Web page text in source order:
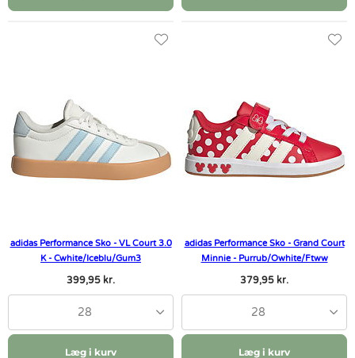
adidas Performance Sko - VL Court 3.0
K - Cwhite/Iceblu/Gum3
399,95 kr.
28
Læg i kurv
adidas Performance Sko - Grand Court
Minnie - Purrub/Owhite/Ftww
379,95 kr.
28
Læg i kurv